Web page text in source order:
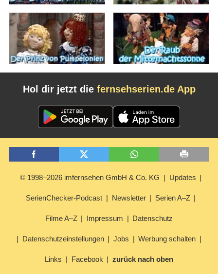
Hol dir jetzt die fernsehserien.de App
© 1998–2026 imfernsehen GmbH & Co. KG Updates
SerienChecker-Podcast Newsletter Serien A–Z
Filme A–Z Impressum Datenschutz
Datenschutzeinstellungen Jobs Werbung schalten
Links Facebook zurück nach oben